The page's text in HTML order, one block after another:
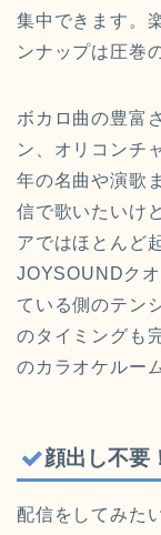
集中できます。
ンナップは圧巻
ボカロ曲の豊富
ン、オリコンチ
年の名曲や演歌
信で歌いたいけ
アではほとんど
JOYSOUNDク
ている側のテン
のタイミングも
のカラオケルー
顔出し不要
配信をしてみた